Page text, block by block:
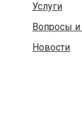
Услуги
Вопросы
Новости